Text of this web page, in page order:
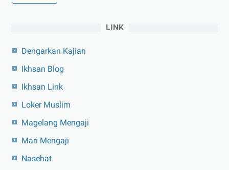
LINK
Dengarkan Kajian
Ikhsan Blog
Ikhsan Link
Loker Muslim
Magelang Mengaji
Mari Mengaji
Nasehat